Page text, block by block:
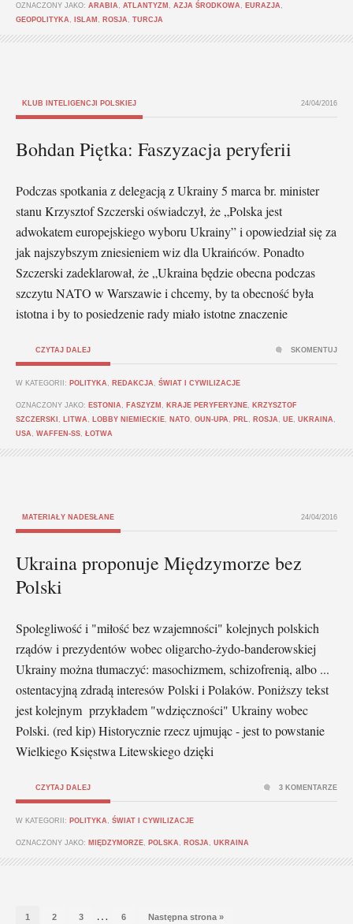
OZNACZONY JAKO: ARABIA ATLANTYZM AZJA ŚRODKOWA EURAZJA
GEOPOLITYKA
ISLAM ROSJA TURCJA
KLUB INTELIGENCJI POLSKIEJ 24/04/2016
Bohdan Piętka: Faszyzacja peryferii
Podczas spotkania z delegacją z Ukrainy 5 marca br. minister
stanu Krzysztof Szczerski oświadczył, że „Polska jest
adwokatem europejskiego wyboru Ukrainy” i opowiedział się za
jak najszybszym zniesieniem wiz dla Ukraińców. Ponadto
Szczerski zadeklarował, że „Ukraina będzie obecna podczas
szczytu NATO w Warszawie i chcemy, by ta obecność była
istotna i by to posiedzenie rady miało istotne znaczenie
CZYTAJ DALEJ
W KATEGORII: POLITYKA REDAKCJA ŚWIAT I CYWILIZACJE
OZNACZONY JAKO: ESTONIA FASZYZM KRAJE PERYFERYJNE
KRZYSZTOF
SZCZERSKI
LITWA LOBBY NIEMIECKIE NATO OUN-UPA PRL ROSJA UE UKRAINA
USA
WAFFEN-SS ŁOTWA
SKOMENTUJ
MATERIAŁY NADESŁANE 24/04/2016
Ukraina proponuje Międzymorze bez
Polski
Spolegliwość i "miłość bez wzajemności" kolejnych polskich
rządów i prezydentów wobec oligarcho-żydo-banderowskiej
Ukrainy można tłumaczyć: masochizmem, schizofrenią, albo ...
ostentacyjną zdradą interesów Polski i Polaków. Poniższy tekst
jest kolejnym przykładem "wdzięczności" Ukrainy wobec
Polski. (red kip) Historycznie rzecz ujmując - jest to powstanie
Wielkiego Księstwa Litewskiego dzięki
CZYTAJ DALEJ
W KATEGORII: POLITYKA ŚWIAT I CYWILIZACJE
OZNACZONY JAKO: MIĘDZYMORZE POLSKA ROSJA UKRAINA
3 KOMENTARZE
1 2 3 … 6 Następna strona »